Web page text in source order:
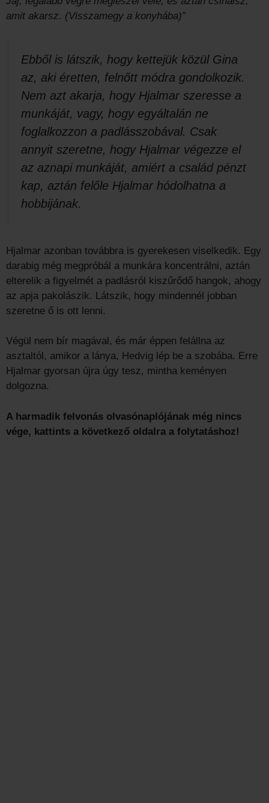
amit akarsz. (Visszamegy a konyhába)”
Ebből is látszik, hogy kettejük közül Gina
az, aki éretten, felnőtt módra gondolkozik.
Nem azt akarja, hogy Hjalmar szeresse a
munkáját, vagy, hogy egyáltalán ne
foglalkozzon a padlásszobával. Csak
annyit szeretne, hogy Hjalmar végezze el
az aznapi munkáját, amiért a család pénzt
kap, aztán felőle Hjalmar hódolhatna a
hobbijának.
Hjalmar azonban továbbra is gyerekesen viselkedik. Egy
darabig még megpróbál a munkára koncentrálni, aztán
elterelik a figyelmét a padlásról kiszűrődő hangok, ahogy
az apja pakolászik. Látszik, hogy mindennél jobban
szeretne ő is ott lenni.
Végül nem bír magával, és már éppen felállna az
asztaltól, amikor a lánya, Hedvig lép be a szobába. Erre
Hjalmar gyorsan újra úgy tesz, mintha keményen
dolgozna.
A harmadik felvonás olvasónaplójának még nincs
vége, kattints a következő oldalra a folytatáshoz!